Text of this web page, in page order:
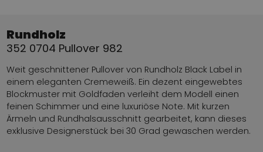
Rundholz
352 0704 Pullover 982
Weit geschnittener Pullover von Rundholz Black Label in
einem eleganten Cremeweiß. Ein dezent eingewebtes
Blockmuster mit Goldfaden verleiht dem Modell einen
feinen Schimmer und eine luxuriöse Note. Mit kurzen
Ärmeln und Rundhalsausschnitt gearbeitet, kann dieses
exklusive Designerstück bei 30 Grad gewaschen werden.